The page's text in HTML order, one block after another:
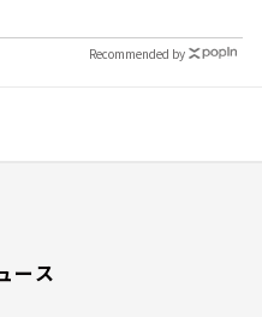
Recommended by
ース